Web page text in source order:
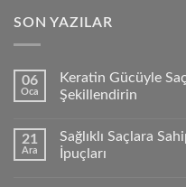
SON YAZILAR
06
Oca
Keratin Gücüyle
Şekillendirin
21
Ara
Sağlıklı Saçlara
İpuçları